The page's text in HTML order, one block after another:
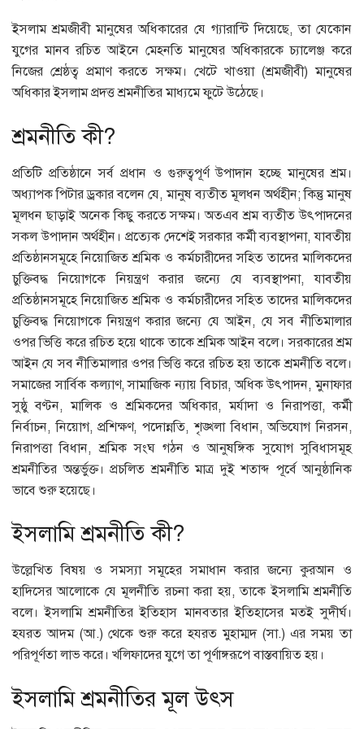
ইসলাম শ্রমজীবী মানুষের অধিকারের যে গ্যারান্টি দিয়েছে, তা যেকোন
যুগের মানব রচিত আইনে মেহনতি মানুষের অধিকারকে চ্যালেঞ্জ করে
নিজের শ্রেষ্ঠত্ব প্রমাণ করতে সক্ষম। খেটে খাওয়া (শ্রমজীবী) মানুষের
অধিকার ইসলাম প্রদত্ত শ্রমনীতির মাধ্যমে ফুটে উঠেছে।
শ্রমনীতি কী?
প্রতিটি প্রতিষ্ঠানে সর্ব প্রধান ও গুরুত্বপূর্ণ উপাদান হচ্ছে মানুষের শ্রম।
অধ্যাপক পিটার ড্রকার বলেন যে, মানুষ ব্যতীত মূলধন অর্থহীন; কিন্তু মানুষ
মূলধন ছাড়াই অনেক কিছু করতে সক্ষম। অতএব শ্রম ব্যতীত উৎপাদনের
সকল উপাদান অর্থহীন। প্রত্যেক দেশেই সরকার কর্মী ব্যবস্থাপনা, যাবতীয়
প্রতিষ্ঠানসমূহে নিয়োজিত শ্রমিক ও কর্মচারীদের সহিত তাদের মালিকদের
চুক্তিবদ্ধ নিয়োগকে নিয়ন্ত্রণ করার জন্যে যে ব্যবস্থাপনা, যাবতীয়
প্রতিষ্ঠানসমূহে নিয়োজিত শ্রমিক ও কর্মচারীদের সহিত তাদের মালিকদের
চুক্তিবদ্ধ নিয়োগকে নিয়ন্ত্রণ করার জন্যে যে আইন, যে সব নীতিমালার
ওপর ভিত্তি করে রচিত হয়ে থাকে তাকে শ্রমিক আইন বলে। সরকারের শ্রম
আইন যে সব নীতিমালার ওপর ভিত্তি করে রচিত হয় তাকে শ্রমনীতি বলে।
সমাজের সার্বিক কল্যাণ, সামাজিক ন্যায় বিচার, অধিক উৎপাদন, মুনাফার
সুষ্ঠু বণ্টন, মালিক ও শ্রমিকদের অধিকার, মর্যাদা ও নিরাপত্তা, কর্মী
নির্বাচন, নিয়োগ, প্রশিক্ষণ, পদোন্নতি, শৃঙ্খলা বিধান, অভিযোগ নিরসন,
নিরাপত্তা বিধান, শ্রমিক সংঘ গঠন ও আনুষঙ্গিক সুযোগ সুবিধাসমূহ
শ্রমনীতির অন্তর্ভুক্ত। প্রচলিত শ্রমনীতি মাত্র দুই শতাব্দ পূর্বে আনুষ্ঠানিক
ভাবে শুরু হয়েছে।
ইসলামি শ্রমনীতি কী?
উল্লেখিত বিষয় ও সমস্যা সমূহের সমাধান করার জন্যে কুরআন ও
হাদিসের আলোকে যে মূলনীতি রচনা করা হয়, তাকে ইসলামি শ্রমনীতি
বলে। ইসলামি শ্রমনীতির ইতিহাস মানবতার ইতিহাসের মতই সুদীর্ঘ।
হযরত আদম (আ.) থেকে শুরু করে হযরত মুহাম্মদ (সা.) এর সময় তা
পরিপূর্ণতা লাভ করে। খলিফাদের যুগে তা পূর্ণাঙ্গরূপে বাস্তবায়িত হয়।
ইসলামি শ্রমনীতির মূল উৎস